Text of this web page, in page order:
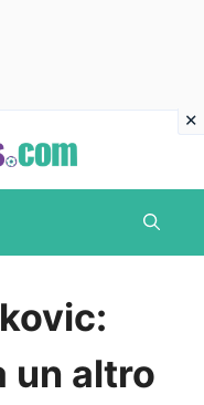
un altro